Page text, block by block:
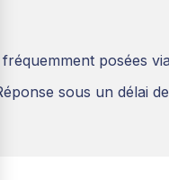
posées
sous un délai